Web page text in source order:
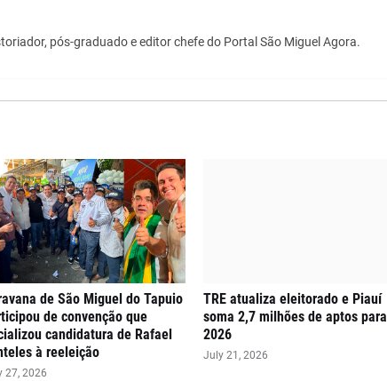
pós-graduado e editor chefe do Portal São Miguel Agora.
de São Miguel do Tapuio
de convenção que
candidatura de Rafael
à reeleição
27, 2026
TRE atualiza eleitorado e Piauí
soma 2,7 milhões de aptos para
2026
July 21, 2026